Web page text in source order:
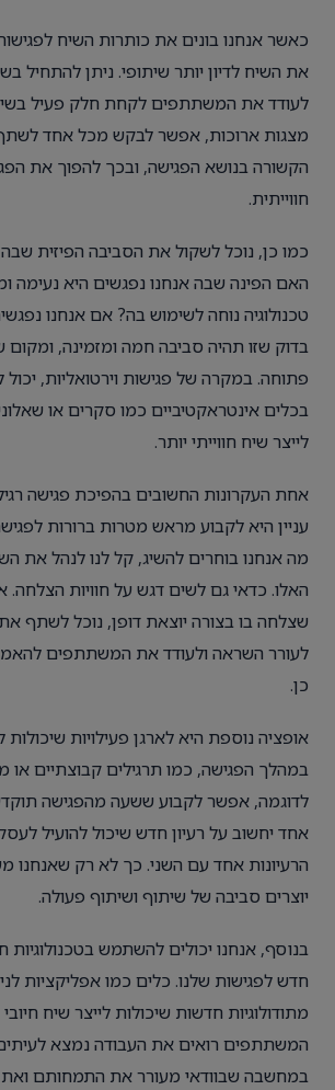
כאשר אנחנו בונים את כותרות השיח
את השיח לדיון יותר שיתופי. ניתן להתחיל
לעודד את המשתתפים לקחת חלק פעיל
מצגות ארוכות, אפשר לבקש מכל אחד לשתף
הקשורה בנושא הפגישה, ובכך להפוך את
חווייתית.
כמו כן, נוכל לשקול את הסביבה הפיזית
האם הפינה שבה אנחנו נפגשים היא נעימה
טכנולוגיה נוחה לשימוש בה? אם אנחנו
בדוק שזו תהיה סביבה חמה ומזמינה,
פתוחה. במקרה של פגישות וירטואליות,
בכלים אינטראקטיביים כמו סקרים או
לייצר שיח חווייתי יותר.
אחת העקרונות החשובים בהפיכת פגישה
עניין היא לקבוע מראש מטרות ברורות
מה אנחנו בוחרים להשיג, קל לנו לנהל את
האלו. כדאי גם לשים דגש על חוויות הצלחה.
שצלחה בו בצורה יוצאת דופן, נוכל לשתף
לעורר השראה ולעודד את המשתתפים
כן.
אופציה נוספת היא לארגן פעילויות
במהלך הפגישה, כמו תרגילים קבוצתיים או
לדוגמה, אפשר לקבוע ששעה מהפגישה
אחד יחשוב על רעיון חדש שיכול להועיל
הרעיונות אחד עם השני. כך לא רק שאנחנו
יוצרים סביבה של שיתוף ושיתוף פעולה.
בנוסף, אנחנו יכולים להשתמש בטכנולוגיות
חדש לפגישות שלנו. כלים כמו אפליקציות
מתודולוגיות חדשות שיכולות לייצר שיח
המשתתפים רואים את העבודה נמצא
במחשבה שבוודאי מעורר את התמחותם ואת